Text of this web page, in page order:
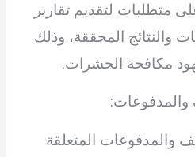
متطلبات لتقديم تقارير
والنتائج المحققة، وذلك
مكافحة الحشرات.
والمدفوعات:
والمدفوعات المتعلقة